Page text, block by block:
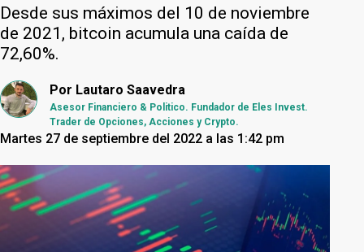
Desde sus máximos del 10 de noviembre
de 2021, bitcoin acumula una caída de
72,60%.
Por Lautaro Saavedra
Asesor Financiero & Politico. Fundador de Eles Invest.
Trader de Opciones, Acciones y Crypto.
Martes 27 de septiembre del 2022 a las 1:42 pm